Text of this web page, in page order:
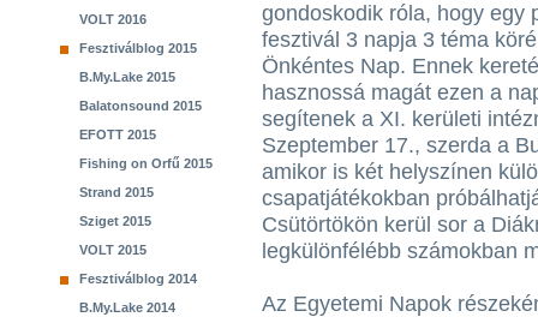
VOLT 2016
Fesztiválblog 2015
B.My.Lake 2015
Balatonsound 2015
EFOTT 2015
Fishing on Orfű 2015
Strand 2015
Sziget 2015
VOLT 2015
Fesztiválblog 2014
B.My.Lake 2014
gondoskodik róla, hogy egy
fesztivál 3 napja 3 téma
Önkéntes Nap. Ennek
hasznossá magát ezen a
segítenek a XI. kerületi
Szeptember 17., szerda a
amikor is két helyszínen
csapatjátékokban
Csütörtökön kerül sor a
legkülönfélébb számokban
Az Egyetemi Napok